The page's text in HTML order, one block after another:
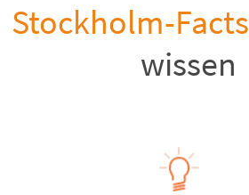
Stockholm-Facts
wissen